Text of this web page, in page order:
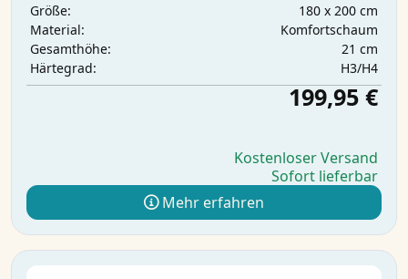
Größe:
180 x 200 cm
Material:
Komfortschaum
Gesamthöhe:
21 cm
Härtegrad:
H3/H4
199,95 €
Kostenloser Versand
Sofort lieferbar
Mehr erfahren